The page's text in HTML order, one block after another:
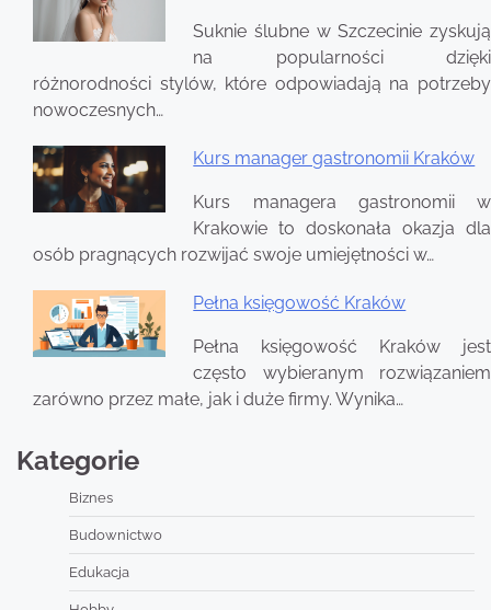
Suknie ślubne w Szczecinie zyskują
na popularności dzięki
różnorodności stylów, które odpowiadają na potrzeby
nowoczesnych…
Kurs manager gastronomii Kraków
Kurs managera gastronomii w
Krakowie to doskonała okazja dla
osób pragnących rozwijać swoje umiejętności w…
Pełna księgowość Kraków
Pełna księgowość Kraków jest
często wybieranym rozwiązaniem
zarówno przez małe, jak i duże firmy. Wynika…
Kategorie
Biznes
Budownictwo
Edukacja